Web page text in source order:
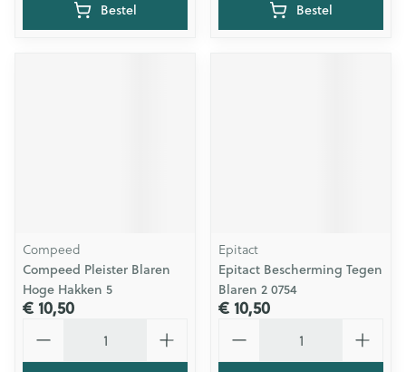
Bestel Bestel
Compeed
Compeed Pleister Blaren
Hoge Hakken 5
€ 10,50
Epitact
Epitact Bescherming Tegen
Blaren 2 0754
€ 10,50